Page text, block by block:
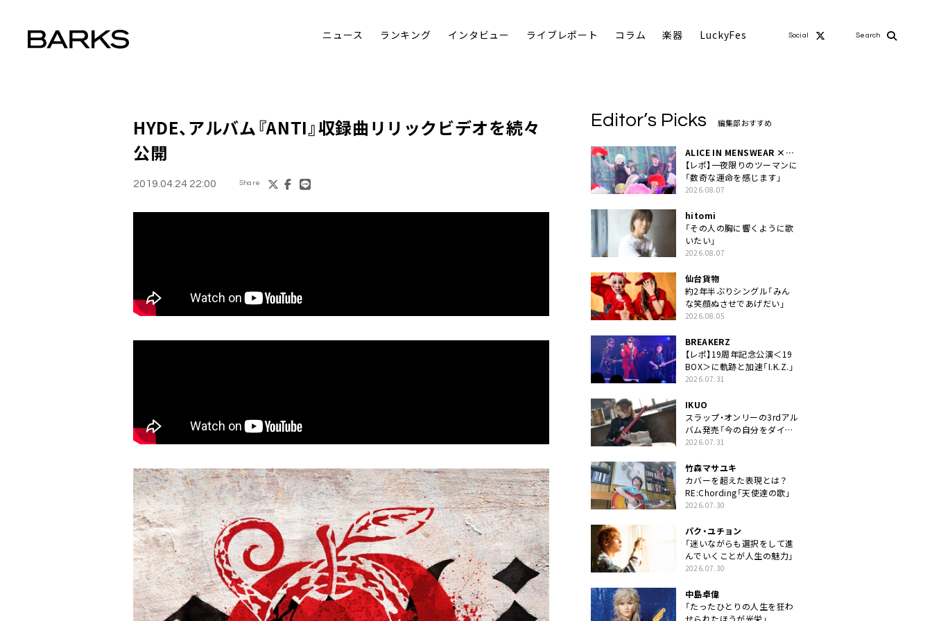
ニュース ランキング インタビュー ライブレポート コラム 楽器 LuckyFes Social Search
HYDE、アルバム『ANTI』収録曲リリックビデオを続々
公開
2019.04.24 22:00 Share
Editor’s Picks 編集部おすすめ
ALICE IN MENSWEAR ×
MASCHERA
【レポ】一夜限りのツーマンに
「数奇な運命を感じます」
2026.08.07
hitomi
「その人の胸に響くように歌
いたい」
2026.08.07
仙台貨物
約2年半ぶりシングル「みん
な笑顔ぬさせであげだい」
2026.08.05
BREAKERZ
【レポ】19周年記念公演＜19
BOX＞に軌跡と加速「I.K.Z.」
2026.07.31
IKUO
スラップ・オンリーの3rdアル
バム発売「今の自分をダイレ
クトに」
2026.07.31
竹森マサユキ
カバーを超えた表現とは？
RE:Chording「天使達の歌」
2026.07.30
パク・ユチョン
「迷いながらも選択をして進
んでいくことが人生の魅力」
2026.07.30
中島卓偉
「たったひとりの人生を狂わ
せられたほうが光栄」